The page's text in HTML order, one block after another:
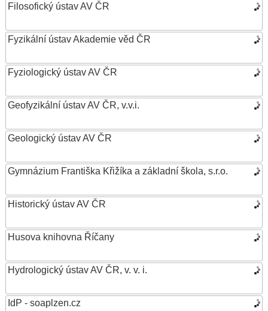
Filosofický ústav AV ČR
Fyzikální ústav Akademie věd ČR
Fyziologický ústav AV ČR
Geofyzikální ústav AV ČR, v.v.i.
Geologický ústav AV ČR
Gymnázium Františka Křižíka a základní škola, s.r.o.
Historický ústav AV ČR
Husova knihovna Říčany
Hydrologický ústav AV ČR, v. v. i.
IdP - soaplzen.cz